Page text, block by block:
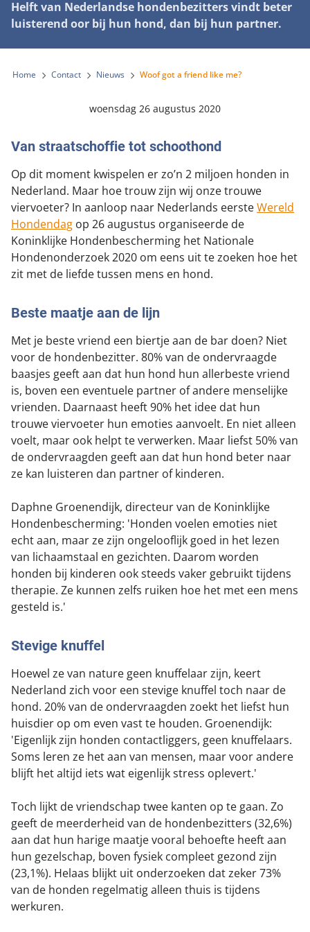
Landelijke registratie bijtincidenten
Gemeentelijk meldpunt bijtincidenten
Voldoende veilige losloopgebieden
Verbod op fokken met kortsnuitige honden
Bescherming tegen grasaren
LezingenTeken onze petitie
Steun als bedrijf
Adopteer een seniorhond
Sponsor een seniorhond
Kom in actie
Honden voor Honden Loop
Vraag een donatiebox aan
Wat wij doen
Onze organisatie
Samenwerking
Bekende vrienden
Donateursmagazine Hond
Onze successen voor honden
Contactgegevens
Veelgestelde vragen
Melding hondenleed
Nieuwsbrief
Incassodata
Helft van Nederlandse hondenbezitters vindt beter
luisterend oor bij hun hond, dan bij hun partner.
Home Contact Nieuws Woof got a friend like me?
woensdag 26 augustus 2020
Van straatschoffie tot schoothond
Op dit moment kwispelen er zo’n 2 miljoen honden in
Nederland. Maar hoe trouw zijn wij onze trouwe
viervoeter? In aanloop naar Nederlands eersteWereld
Hondendag op 26 augustus organiseerde de
Koninklijke Hondenbescherming het Nationale
Hondenonderzoek 2020 om eens uit te zoeken hoe het
zit met de liefde tussen mens en hond.
Beste maatje aan de lijn
Met je beste vriend een biertje aan de bar doen? Niet
voor de hondenbezitter. 80% van de ondervraagde
baasjes geeft aan dat hun hond hun allerbeste vriend
is, boven een eventuele partner of andere menselijke
vrienden. Daarnaast heeft 90% het idee dat hun
trouwe viervoeter hun emoties aanvoelt. En niet alleen
voelt, maar ook helpt te verwerken. Maar liefst 50% van
de ondervraagden geeft aan dat hun hond beter naar
ze kan luisteren dan partner of kinderen.
Daphne Groenendijk, directeur van de Koninklijke
Hondenbescherming: 'Honden voelen emoties niet
echt aan, maar ze zijn ongelooflijk goed in het lezen
van lichaamstaal en gezichten. Daarom worden
honden bij kinderen ook steeds vaker gebruikt tijdens
therapie. Ze kunnen zelfs ruiken hoe het met een mens
gesteld is.'
Stevige knuffel
Hoewel ze van nature geen knuffelaar zijn, keert
Nederland zich voor een stevige knuffel toch naar de
hond. 20% van de ondervraagden zoekt het liefst hun
huisdier op om even vast te houden. Groenendijk:
'Eigenlijk zijn honden contactliggers, geen knuffelaars.
Soms leren ze het aan van mensen, maar voor andere
blijft het altijd iets wat eigenlijk stress oplevert.'
Toch lijkt de vriendschap twee kanten op te gaan. Zo
geeft de meerderheid van de hondenbezitters (32,6%)
aan dat hun harige maatje vooral behoefte heeft aan
hun gezelschap, boven fysiek compleet gezond zijn
(23,1%). Helaas blijkt uit onderzoeken dat zeker 73%
van de honden regelmatig alleen thuis is tijdens
werkuren.